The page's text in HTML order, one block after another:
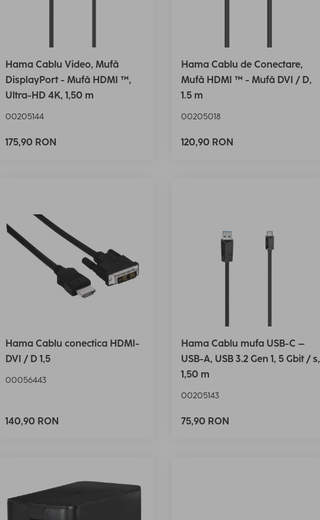
Hama Cablu Video, Mufă
DisplayPort - Mufă HDMI ™,
Ultra-HD 4K, 1,50 m
00205144
175,90 RON
Hama Cablu de Conectare,
Mufă HDMI ™ - Mufă DVI / D,
1.5 m
00205018
120,90 RON
Hama Cablu conectica HDMI-
DVI / D 1,5
00056443
140,90 RON
Hama Cablu mufa USB-C –
USB-A, USB 3.2 Gen 1, 5 Gbit / s,
1,50 m
00205143
75,90 RON